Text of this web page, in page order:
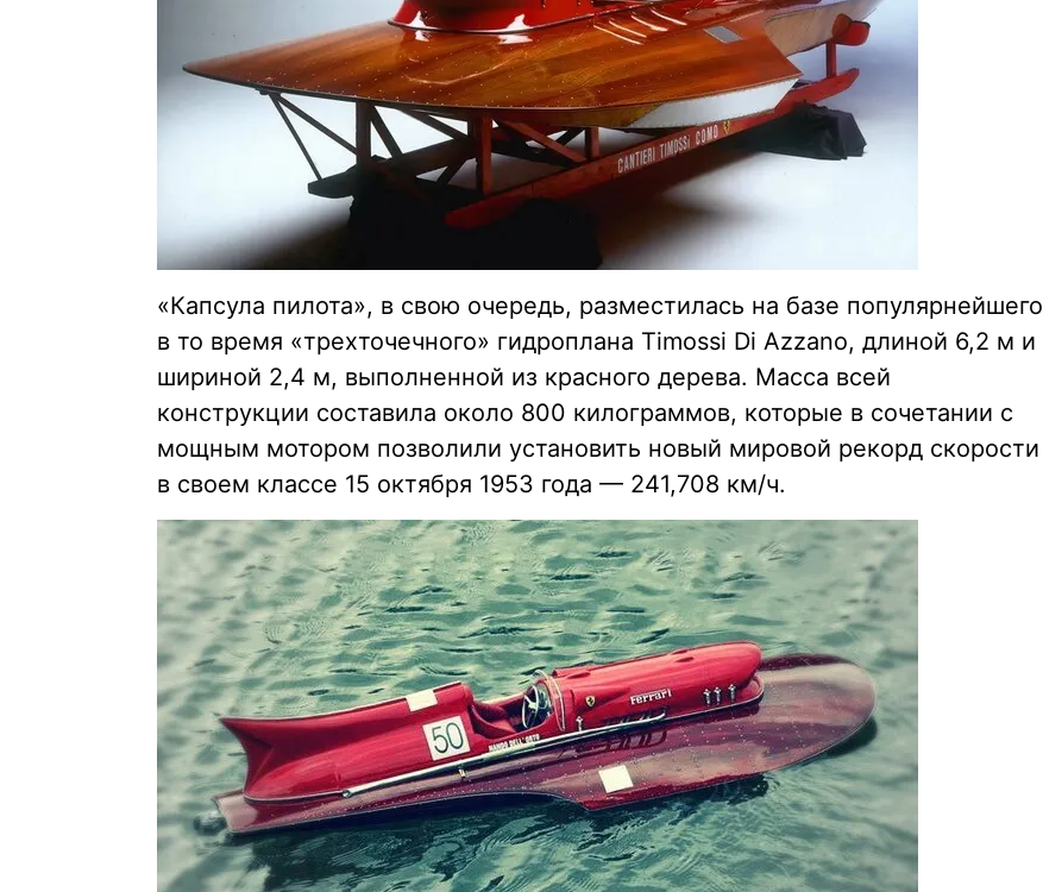
«Капсула пилота», в свою очередь, разместилась на базе популярнейшего
в то время «трехточечного» гидроплана Timossi Di Azzano, длиной 6,2 м и
шириной 2,4 м, выполненной из красного дерева. Масса всей
конструкции составила около 800 килограммов, которые в сочетании с
мощным мотором позволили установить новый мировой рекорд скорости
в своем классе 15 октября 1953 года — 241,708 км/ч.